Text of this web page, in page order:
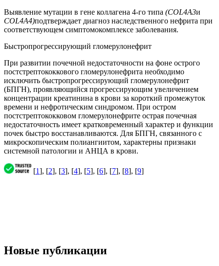
Выявление мутации в гене коллагена 4-го типа (COL4A3и
COL4A4)подтверждает диагноз наследственного нефрита при
соответствующем симптомокомплексе заболевания.
Быстропрогрессирующий гломерулонефрит
При развитии почечной недостаточности на фоне острого
постстрептококкового гломерулонефрита необходимо
исключить быстропрогрессирующий гломерулонефрит
(БПГН), проявляющийся прогрессирующим увеличением
концентрации креатинина в крови за короткий промежуток
времени и нефротическим синдромом. При остром
постстрептококковом гломерулонефрите острая почечная
недостаточность имеет кратковременный характер и функции
почек быстро восстанавливаются. Для БПГН, связанного с
микроскопическим полиангиитом, характерны признаки
системной патологии и АНЦА в крови.
[1], [2], [3], [4], [5], [6], [7], [8], [9]
Новые публикации